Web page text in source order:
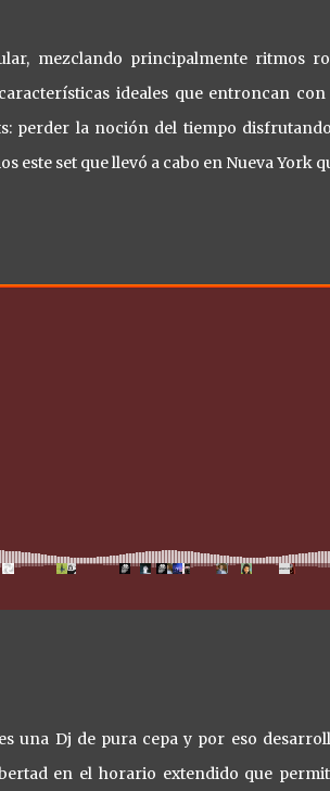
mezclando principalmente ritmos
ideales que entroncan
perder la noción del tiempo
este set que llevó a cabo en Nueva York
una Dj de pura cepa y por eso
en el horario extendido que